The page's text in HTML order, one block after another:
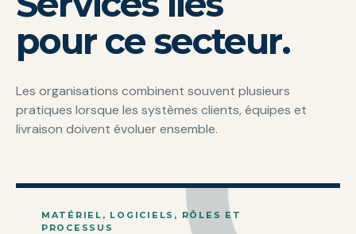
pour ce secteur.
Les organisations combinent souvent plusieurs
pratiques lorsque les systèmes clients, équipes et
livraison doivent évoluer ensemble.
MATÉRIEL, LOGICIELS, RÔLES ET
PROCESSUS